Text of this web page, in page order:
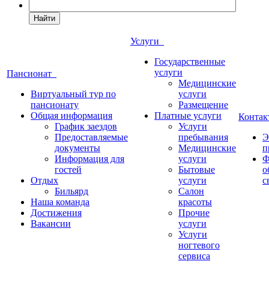
Найти
Пансионат
Виртуальный тур по
пансионату
Общая информация
График заездов
Предоставляемые
документы
Информация для
гостей
Отдых
Бильярд
Наша команда
Достижения
Вакансии
Услуги
Государственные
услуги
Медицинские
услуги
Размещение
Платные услуги
Услуги
пребывания
Медицинские
услуги
Бытовые
услуги
Салон
красоты
Прочие
услуги
Услуги
ногтевого
сервиса